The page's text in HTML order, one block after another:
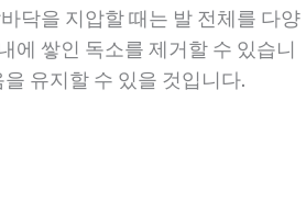
닥을 지압할 때는 발 전체를 다양
에 쌓인 독소를 제거할 수 있습니
유지할 수 있을 것입니다.